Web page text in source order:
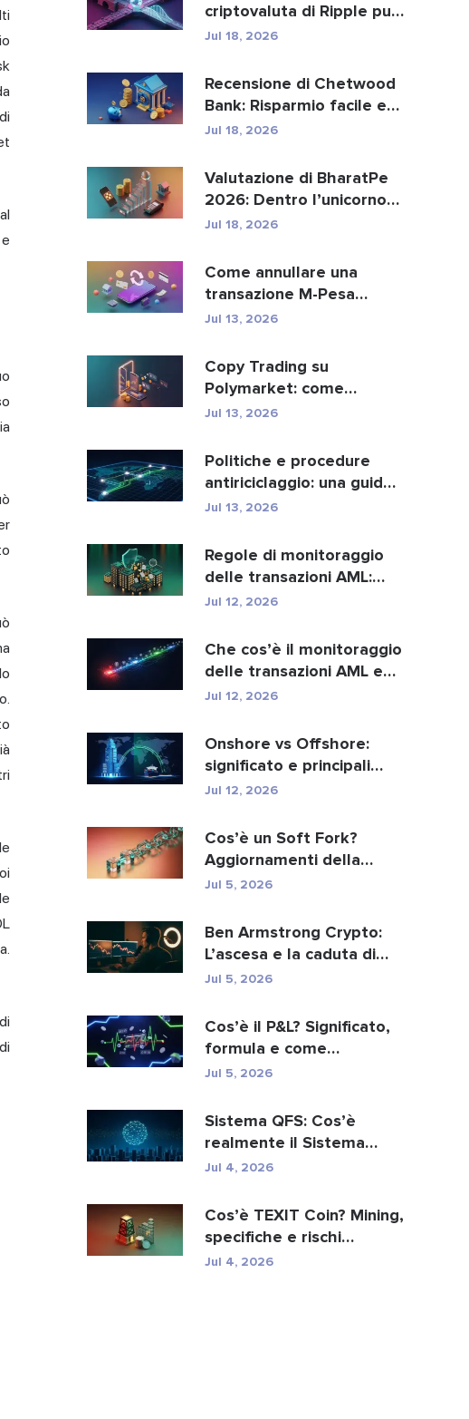
criptovaluta di Ripple può
sostituire i paga...
Jul 18, 2026
Recensione di Chetwood
Bank: Risparmio facile e
servizi bancari si...
Jul 18, 2026
Valutazione di BharatPe
2026: Dentro l’unicorno
fintech da 2,85 ...
Jul 18, 2026
Come annullare una
transazione M-Pesa
inviata per errore
Jul 13, 2026
Copy Trading su
Polymarket: come
replicare in sicurezza i
Jul 13, 2026
Politiche e procedure
antiriciclaggio: una guida
completa alla con...
Jul 13, 2026
Regole di monitoraggio
delle transazioni AML:
come individuano i r...
Jul 12, 2026
Che cos’è il monitoraggio
delle transazioni AML e
come funziona?
Jul 12, 2026
Onshore vs Offshore:
significato e principali
differenze spiegate
Jul 12, 2026
Cos’è un Soft Fork?
Aggiornamenti della
blockchain spiegati
Jul 5, 2026
Ben Armstrong Crypto:
L’ascesa e la caduta di
BitBoy
Jul 5, 2026
Cos’è il P&L? Significato,
formula e come
calcolarlo.
Jul 5, 2026
Sistema QFS: Cos’è
realmente il Sistema
Finanziario Quantistico...
Jul 4, 2026
Cos’è TEXIT Coin? Mining,
specifiche e rischi
normativi di TXC.
Jul 4, 2026